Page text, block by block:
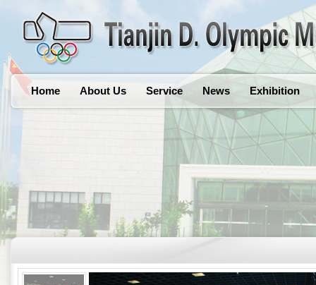
Home About Us Service News Exhibition